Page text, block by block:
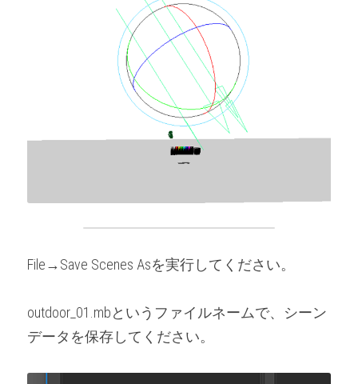
File→Save Scenes Asを実行してください。
outdoor_01.mbというファイルネームで、シーン
データを保存してください。